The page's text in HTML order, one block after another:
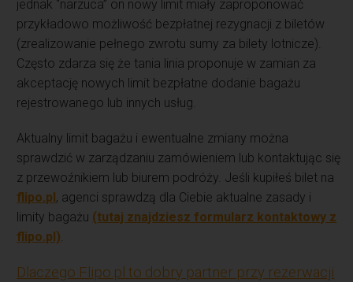
jednak “narzuca” on nowy limit miały zaproponować
przykładowo możliwość bezpłatnej rezygnacji z biletów
(zrealizowanie pełnego zwrotu sumy za bilety lotnicze).
Często zdarza się że tania linia proponuje w zamian za
akceptację nowych limit bezpłatne dodanie bagażu
rejestrowanego lub innych usług.
Aktualny limit bagażu i ewentualne zmiany można
sprawdzić w zarządzaniu zamówieniem lub kontaktując się
z przewoźnikiem lub biurem podróży. Jeśli kupiłeś bilet na
flipo.pl , agenci sprawdzą dla Ciebie aktualne zasady i
limity bagażu (tutaj znajdziesz formularz kontaktowy z
flipo.pl).
Dlaczego Flipo.pl to dobry partner przy rezerwacji